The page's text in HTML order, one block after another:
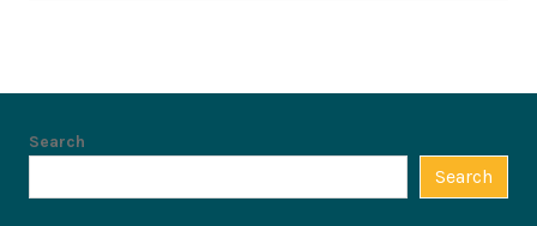
Search
Search